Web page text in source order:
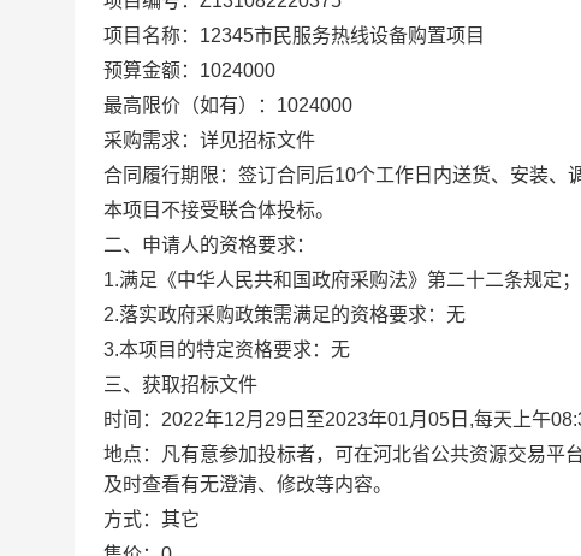
项目名称： 12345市民服务热线设备购置项目
预算金额： 1024000
最高限价（如有）： 1024000
采购需求： 详见招标文件
合同履行期限： 签订合同后10个工作日内送货、安装、
本项目 不接受联合体投标。
二、申请人的资格要求：
1.满足《中华人民共和国政府采购法》第二十二条规定；
2.落实政府采购政策需满足的资格要求：无
3.本项目的特定资格要求：无
三、获取招标文件
时间： 2022年12月29日至2023年01月05日,每天上午
地点：
凡有意参加投标者，可在河北省公共资源交易平
及时查看有无澄清、修改等内容。
方式： 其它